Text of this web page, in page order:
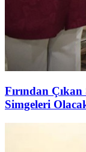
Fırından
Simgeleri